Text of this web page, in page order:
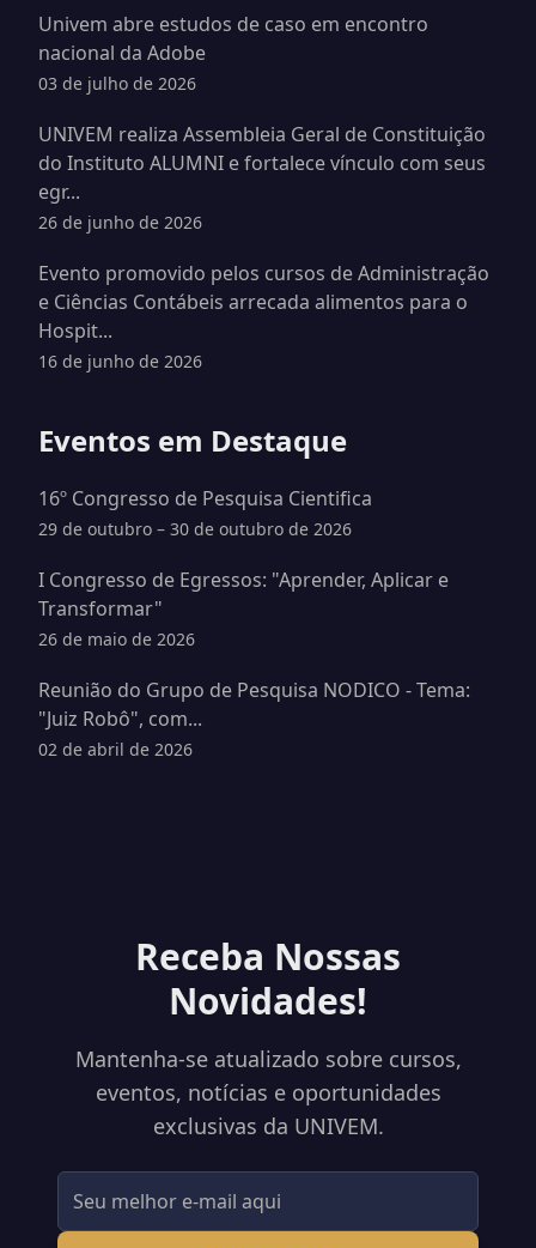
Univem abre estudos de caso em encontro
nacional da Adobe
03 de julho de 2026
UNIVEM realiza Assembleia Geral de Constituição
do Instituto ALUMNI e fortalece vínculo com seus
egr...
26 de junho de 2026
Evento promovido pelos cursos de Administração
e Ciências Contábeis arrecada alimentos para o
Hospit...
16 de junho de 2026
Eventos em Destaque
16º Congresso de Pesquisa Cientifica
29 de outubro – 30 de outubro de 2026
I Congresso de Egressos: "Aprender, Aplicar e
Transformar"
26 de maio de 2026
Reunião do Grupo de Pesquisa NODICO - Tema:
"Juiz Robô", com...
02 de abril de 2026
Receba Nossas
Novidades!
Mantenha-se atualizado sobre cursos,
eventos, notícias e oportunidades
exclusivas da UNIVEM.